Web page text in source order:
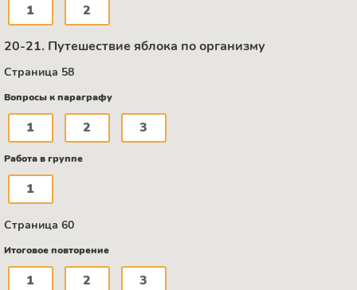
1 2
20-21. Путешествие яблока по организму
Страница 58
Вопросы к параграфу
1 2 3
Работа в группе
1
Страница 60
Итоговое повторение
1 2 3